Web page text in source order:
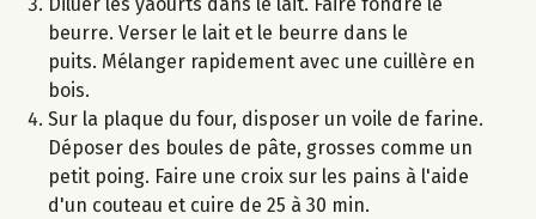
beurre. Verser le lait et le beurre dans le
puits. Mélanger rapidement avec une cuillère en
bois.
Sur la plaque du four, disposer un voile de farine.
Déposer des boules de pâte, grosses comme un
petit poing. Faire une croix sur les pains à l'aide
d'un couteau et cuire de 25 à 30 min.